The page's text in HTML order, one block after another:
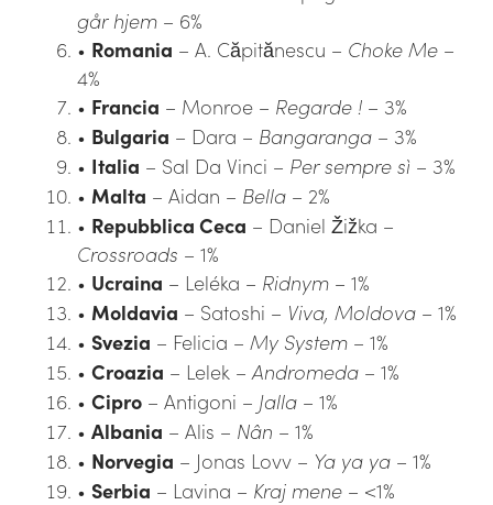
går hjem – 6%
• Romania – A. Căpitănescu – Choke Me –
4%
• Francia – Monroe – Regarde ! – 3%
• Bulgaria – Dara – Bangaranga – 3%
• Italia – Sal Da Vinci – Per sempre sì – 3%
• Malta – Aidan – Bella – 2%
• Repubblica Ceca – Daniel Žižka –
Crossroads – 1%
• Ucraina – Leléka – Ridnym – 1%
• Moldavia – Satoshi – Viva, Moldova – 1%
• Svezia – Felicia – My System – 1%
• Croazia – Lelek –Andromeda – 1%
• Cipro – Antigoni – Jalla – 1%
• Albania – Alis – Nân – 1%
• Norvegia – Jonas Lovv – Ya ya ya – 1%
• Serbia – Lavina – Kraj mene – <1%